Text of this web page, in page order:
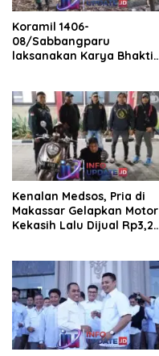
Koramil 1406-
08/Sabbangparu
laksanakan Karya Bhakti
Kenalan Medsos, Pria di
Makassar Gelapkan Motor
Kekasih Lalu Dijual Rp3,2